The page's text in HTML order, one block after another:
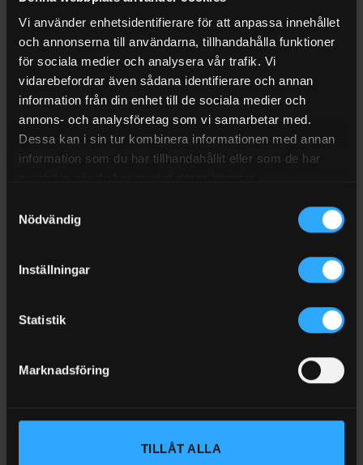
Vi använder enhetsidentifierare för att anpassa innehållet
och annonserna till användarna, tillhandahålla funktioner
för sociala medier och analysera vår trafik. Vi
vidarebefordrar även sådana identifierare och annan
information från din enhet till de sociala medier och
annons- och analysföretag som vi samarbetar med.
Dessa kan i sin tur kombinera informationen med annan
information som du har tillhandahållit eller som de har
Nödvändig
Inställningar
Statistik
Marknadsföring
TILLÅT ALLA
RECENSIONER (0)
FRAKT
Spillskydd 6 fat med galler
Uppsamlingskärl/spillskydd/invallning för miljöfarliga vätskor
avsett för lagring av 6 fat à 200 liter eller dunkar
med gaffelfickor för säker transport
LAGRINGSKAPACITET FÖR
AVSTÄLLNINGSYTA
Gallerdurk av förzinkat stål
UPPSAMLINGSVOLYM (L)
Med gallerdurk av förzinkat stål